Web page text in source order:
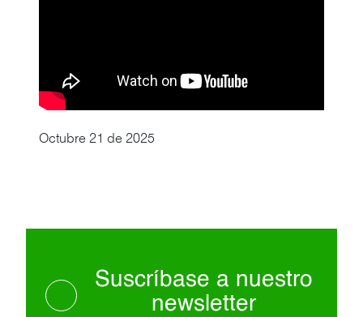
Octubre 21 de 2025
Suscríbase a nuestro
newsletter